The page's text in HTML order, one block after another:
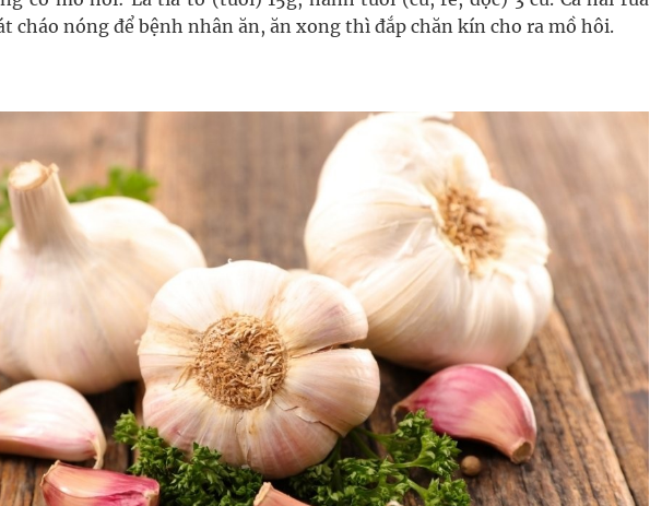
cháo nóng để bệnh nhân ăn, ăn xong thì đắp chăn kín cho ra mồ hôi.